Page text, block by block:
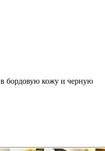
в бордовую кожу и черную